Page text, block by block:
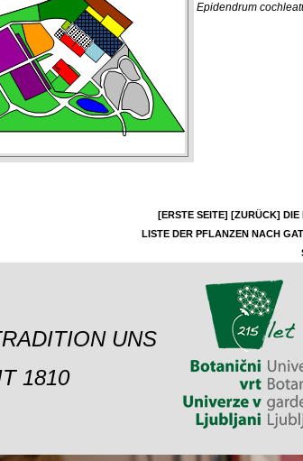
Epidendrum
[ERSTE SEITE] [ZURÜCK] DIE
LISTE DER PFLANZEN NACH
UNS
1810